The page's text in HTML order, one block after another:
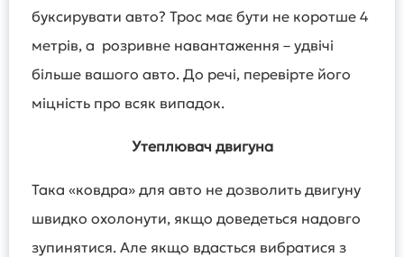
буксирувати авто? Трос має бути не коротше 4
метрів, а розривне навантаження – удвічі
більше вашого авто. До речі, перевірте його
міцність про всяк випадок.
Утеплювач двигуна
Така «ковдра» для авто не дозволить двигуну
швидко охолонути, якщо доведеться надовго
зупинятися. Але якщо вдасться вибратися з